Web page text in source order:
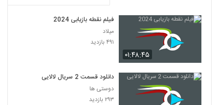
۰۱:۴۸:۴۵
فیلم نقطه بازیابی 2024
میلاد
۴۹۱ بازدید
دانلود قسمت 2 سریال لالایی
دوستی ها
۲۹۳ بازدید